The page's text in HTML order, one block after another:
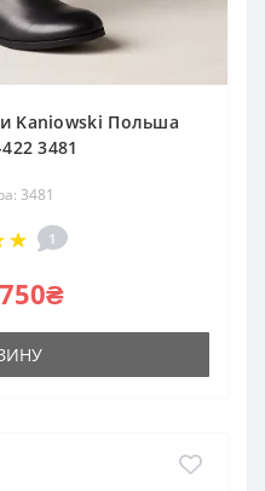
Kaniowski Польша
3481
3481
1